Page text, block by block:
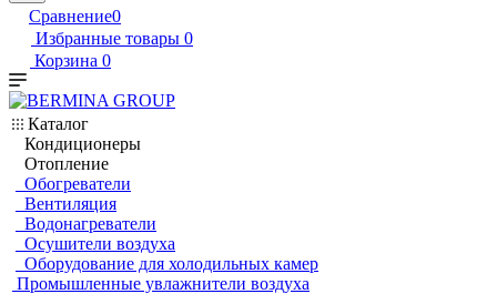
Сравнение0
Избранные товары 0
Корзина 0
Каталог
Кондиционеры
Отопление
Обогреватели
Вентиляция
Водонагреватели
Осушители воздуха
Оборудование для холодильных камер
Промышленные увлажнители воздуха